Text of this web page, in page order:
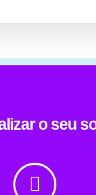
o seu